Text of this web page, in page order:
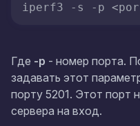
iperf3 -s -p <port
Где -p - номер порта.
задавать этот
порту 5201. Этот порт
сервера на вход.